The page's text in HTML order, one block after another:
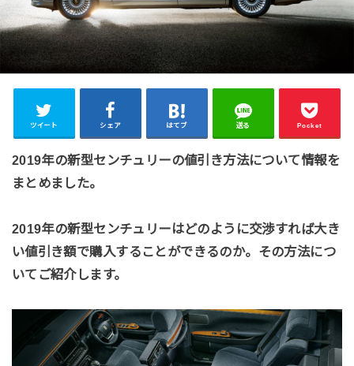
ツイート シェア はてブ 送る Pocket
2019年の新型センチュリーの値引き方法について情報を
まとめました。
2019年の新型センチュリーはどのように交渉すれば大き
い値引き額で購入することができるのか。その方法につ
いてご紹介します。